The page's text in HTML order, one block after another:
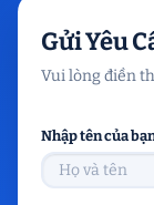
Gửi Yêu
Vui lòng điền
Nhập tên của